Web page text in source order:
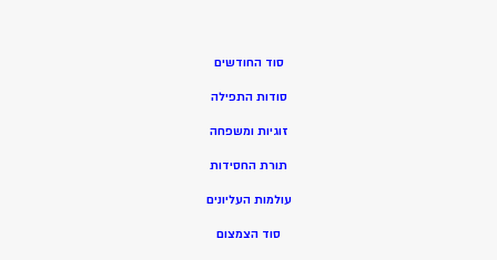
סוד החודשים
סודות התפילה
זוגיות ומשפחה
תורת החסידות
עולמות העליונים
סוד הצמצום